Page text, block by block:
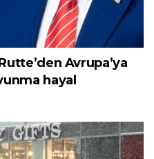
Avrupa’ya
hayal